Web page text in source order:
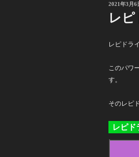
投
日:
2021年3月6
レ
レピドラ
このパワ
す。
そのレピ
レピド